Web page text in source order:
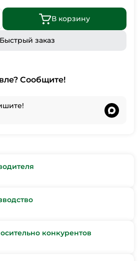
В корзину
Быстрый заказ
Сообщите!
конкурентов